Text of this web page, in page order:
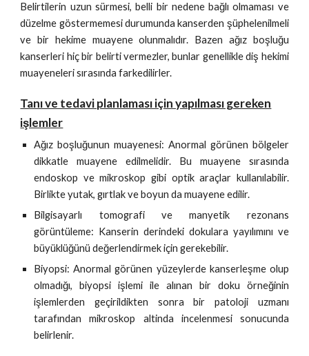
Belirtilerin uzun sürmesi, belli bir nedene bağlı olmaması ve
düzelme göstermemesi durumunda kanserden şüphelenilmeli
ve bir hekime muayene olunmalıdır. Bazen ağız boşluğu
kanserleri hiç bir belirti vermezler, bunlar genellikle diş hekimi
muayeneleri sırasında farkedilirler.
Tanı ve tedavi planlaması için yapılması gereken
işlemler
Ağız boşluğunun muayenesi: Anormal görünen bölgeler
dikkatle muayene edilmelidir. Bu muayene sırasında
endoskop ve mikroskop gibi optik araçlar kullanılabilir.
Birlikte yutak, gırtlak ve boyun da muayene edilir.
Bilgisayarlı tomografi ve manyetik rezonans
görüntüleme: Kanserin derindeki dokulara yayılımını ve
büyüklüğünü değerlendirmek için gerekebilir.
Biyopsi: Anormal görünen yüzeylerde kanserleşme olup
olmadığı, biyopsi işlemi ile alınan bir doku örneğinin
işlemlerden geçirildikten sonra bir patoloji uzmanı
tarafından mikroskop altinda incelenmesi sonucunda
belirlenir.